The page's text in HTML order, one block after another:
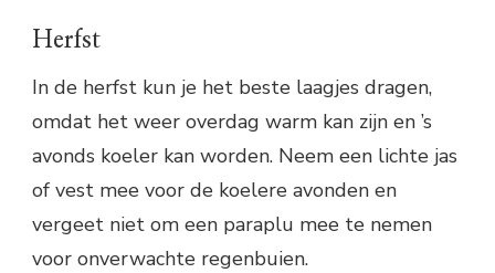
Herfst
In de herfst kun je het beste laagjes dragen,
omdat het weer overdag warm kan zijn en ’s
avonds koeler kan worden. Neem een lichte jas
of vest mee voor de koelere avonden en
vergeet niet om een paraplu mee te nemen
voor onverwachte regenbuien.